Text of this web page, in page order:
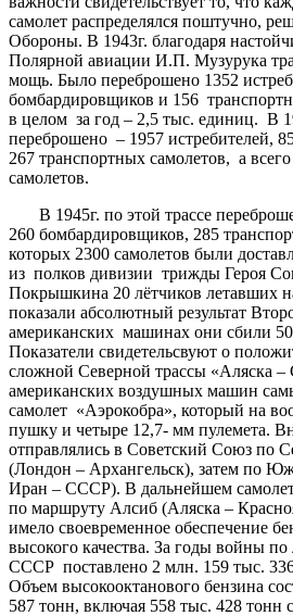
самолет распределялся поштучно,
Обороны. В 1943г. благодаря
Полярной авиации И.П. Музурука
мощь. Было переброшено 1352
бомбардировщиков и 156
в целом за год – 2,5 тыс. единиц. В
переброшено – 1957 истребителей,
267 транспортных самолетов, а
самолетов.
В 1945г. по этой трассе
260 бомбардировщиков, 285
которых 2300 самолетов были
из полков дивизии трижды Героя
Покрышкина 20 лётчиков летавших
показали абсолютный результат
американских машинах они сбили
Показатели свидетельсвуют о
сложной Северной трассы «Аляска
американских воздушных машин
самолет «Аэрокобра», который на
пушку и четыре 12,7- мм пулемета.
отправлялись в Советский Союз по
(Лондон – Архангельск), затем по
Иран – СССР). В дальнейшем
по маршруту Алсиб (Аляска –
имело своевременное обеспечение
высокого качества. За годы войны
СССР поставлено 2 млн. 159 тыс.
Объем высокооктанового бензина
587 тонн, включая 558 тыс. 428 тонн